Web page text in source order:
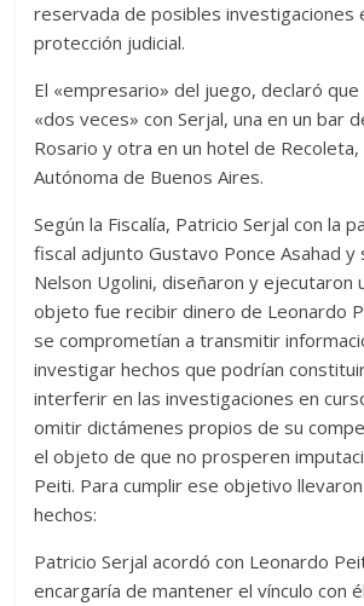
reservada de posibles investigaciones
protección judicial.
El «empresario» del juego, declaró
«dos veces» con Serjal, una en un bar
Rosario y otra en un hotel de Recoleta,
Autónoma de Buenos Aires.
Según la Fiscalía, Patricio Serjal con la
fiscal adjunto Gustavo Ponce Asahad y
Nelson Ugolini, diseñaron y ejecutaron
objeto fue recibir dinero de Leonardo
se comprometían a transmitir
investigar hechos que podrían
interferir en las investigaciones en
omitir dictámenes propios de su
el objeto de que no prosperen
Peiti. Para cumplir ese objetivo
hechos:
Patricio Serjal acordó con Leonardo
encargaría de mantener el vínculo con